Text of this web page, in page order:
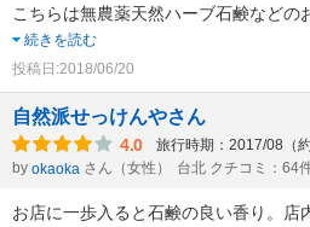
こちらは無農薬天然ハーブ石鹸などの
続きを読む
投稿日:2018/06/20
自然派せっけんやさん
4.0 旅行時期：2017/08（約
by okaoka さん（女性） 台北 クチコミ：64
お店に一歩入ると石鹸の良い香り。店